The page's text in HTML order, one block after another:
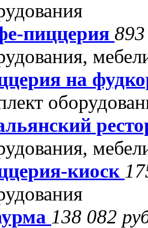
пиццерия
на
киоск
138 082